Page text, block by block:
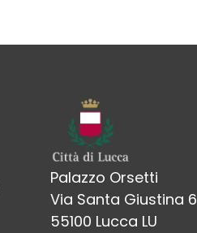
Palazzo Orsetti
Via Santa Giustina 6
55100 Lucca LU